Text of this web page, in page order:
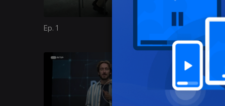
Ep. 1
873067